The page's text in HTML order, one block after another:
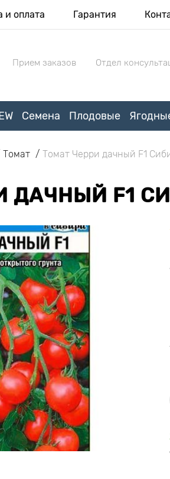
и оплата Гарантия
Прием заказов Отдел
Семена Плодовые
Томат Томат Черри дачный F1
ДАЧНЫЙ F1